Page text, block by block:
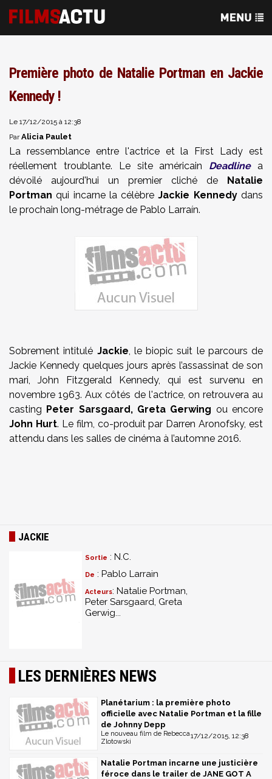
Première photo de Natalie Portman en Jackie
Kennedy !
Le 17/12/2015 à 12:38
ParAlicia Paulet
La ressemblance entre l'actrice et la First Lady est
réellement troublante. Le site américain Deadlinea
dévoilé aujourd'hui un premier cliché de Natalie
Portman qui incarne la célèbreJackie Kennedydans
le prochain long-métrage de Pablo Larraín.
Sobrement intitulé Jackie, le biopic suit le parcours de
Jackie Kennedy quelques jours après l’as­sas­si­nat de son
mari, John Fitzgerald Kennedy, qui est survenu en
novembre 1963. Aux côtés de l'actrice, on retrouvera au
casting Peter Sars­gaard, Greta Gerwing ou encore
John Hurt. Le film, co-produit par Darren Aronof­sky, est
attendu dans les salles de cinéma à l’au­tomne 2016.
JACKIE
Sortie : N.C.
De : Pablo Larrain
Acteurs: Natalie Portman,
Peter Sarsgaard, Greta
Gerwig...
LES DERNIÈRES NEWS
Planétarium : la première photo
officielle avec Natalie Portman et la fille
de Johnny Depp
17/12/2015, 12:38
Le nouveau film de Rebecca
Zlotowski
Natalie Portman incarne une justicière
féroce dans le trailer de JANE GOT A